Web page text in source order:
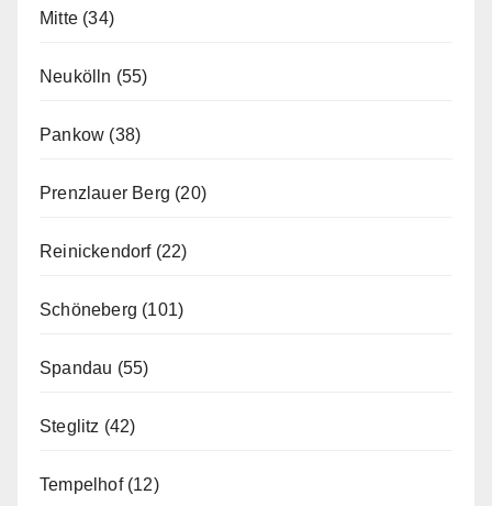
Mitte (34)
Neukölln (55)
Pankow (38)
Prenzlauer Berg (20)
Reinickendorf(22)
Schöneberg (101)
Spandau (55)
Steglitz (42)
Tempelhof(12)